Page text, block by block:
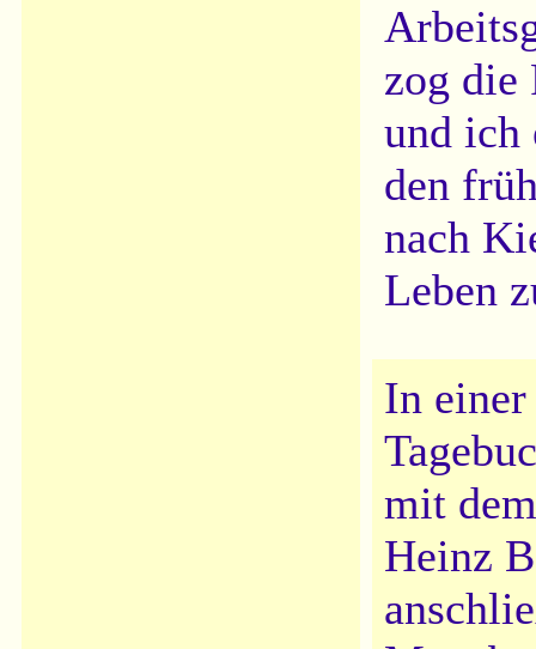
zog die
und ich
den
nach
Leben
In
mit
Heinz